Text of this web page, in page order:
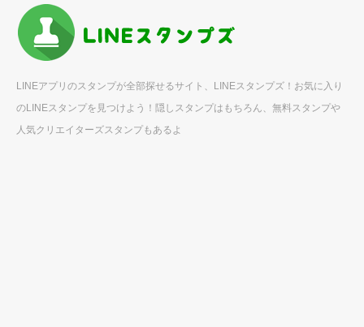
LINEアプリのスタンプが全部探せるサイト、LINEスタンプズ！お気に入り
のLINEスタンプを見つけよう！隠しスタンプはもちろん、無料スタンプや
人気クリエイターズスタンプもあるよ